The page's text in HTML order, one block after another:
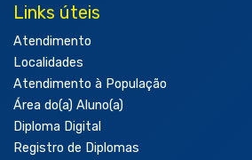
Links úteis
Atendimento
Localidades
Atendimento à População
Área do(a) Aluno(a)
Diploma Digital
Registro de Diplomas